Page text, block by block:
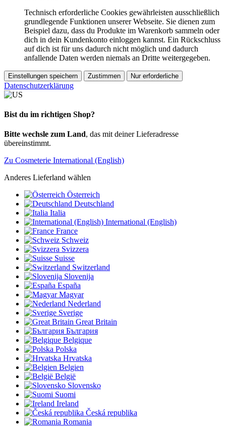
Technisch erforderliche Cookies gewährleisten ausschließlich
grundlegende Funktionen unserer Webseite. Sie dienen zum
Beispiel dazu, dass du Produkte im Warenkorb sammeln oder
dich in dein Kundenkonto einloggen kannst. Ein Rückschluss
auf dich ist für uns dadurch nicht möglich und dadurch
anfallende Daten werden niemals an Dritte weitergegeben.
Einstellungen speichern Zustimmen Nur erforderliche
Datenschutzerklärung
Bist du im richtigen Shop?
Bitte wechsle zum Land, das mit deiner Lieferadresse
übereinstimmt.
Zu Cosmeterie International (English)
Anderes Lieferland wählen
Österreich
Deutschland
Italia
International (English)
France
Schweiz
Svizzera
Suisse
Switzerland
Slovenija
España
Magyar
Nederland
Sverige
Great Britain
България
Belgique
Polska
Hrvatska
Belgien
België
Slovensko
Suomi
Ireland
Česká republika
Romania